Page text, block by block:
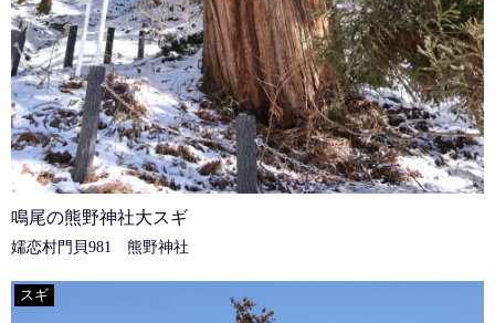
鳴尾の熊野神社大スギ
嬬恋村門貝981 熊野神社
スギ